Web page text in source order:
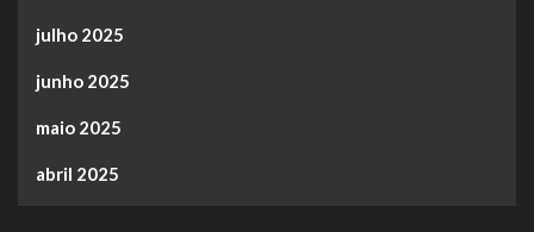
julho 2025
junho 2025
maio 2025
abril 2025